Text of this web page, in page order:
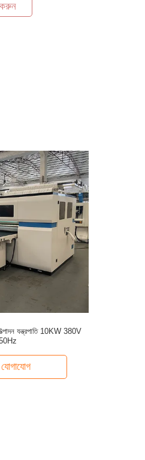
উত্পাদন যন্ত্রপাতি 10KW 380V
যোগাযোগ